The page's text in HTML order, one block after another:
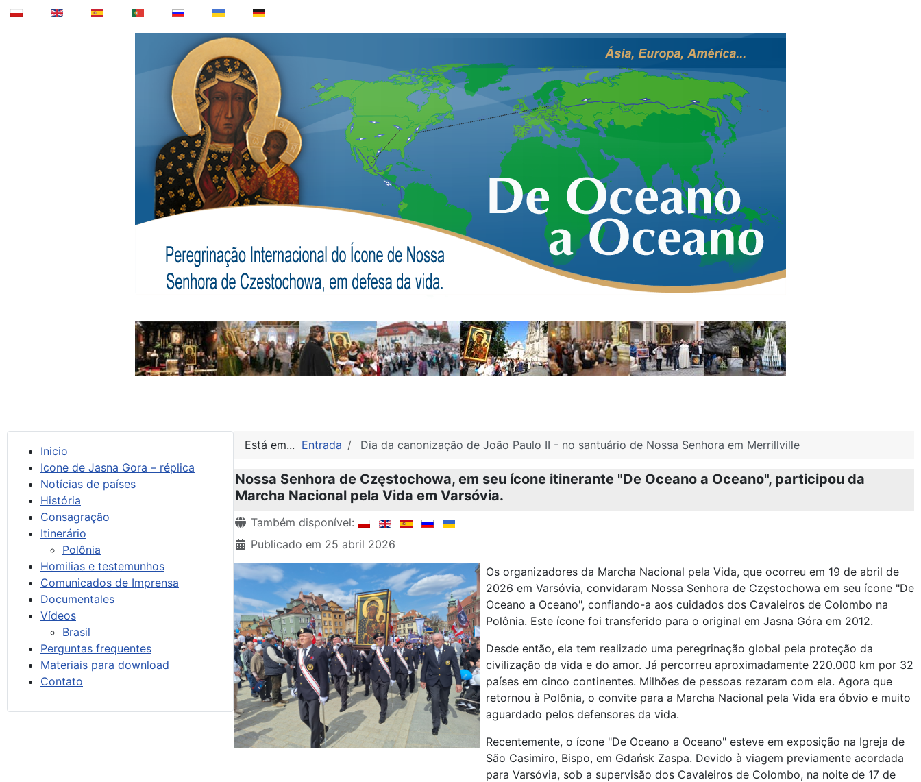
Inicio
Icone de Jasna Gora – réplica
Notícias de países
História
Consagração
Itinerário
Polônia
Homilias e testemunhos
Comunicados de Imprensa
Documentales
Vídeos
Brasil
Perguntas frequentes
Materiais para download
Contato
Está em... Entrada Dia da canonização de João Paulo II - no santuário de Nossa Senhora em Merrillville
Nossa Senhora de Częstochowa, em seu ícone itinerante "De Oceano a Oceano", participou da
Marcha Nacional pela Vida em Varsóvia.
Detalhes
Também disponível:
Publicado em 25 abril 2026
Os organizadores da Marcha Nacional pela Vida, que ocorreu em 19 de abril de
2026 em Varsóvia, convidaram Nossa Senhora de Częstochowa em seu ícone "De
Oceano a Oceano", confiando-a aos cuidados dos Cavaleiros de Colombo na
Polônia. Este ícone foi transferido para o original em Jasna Góra em 2012.
Desde então, ela tem realizado uma peregrinação global pela proteção da
civilização da vida e do amor. Já percorreu aproximadamente 220.000 km por 32
países em cinco continentes. Milhões de pessoas rezaram com ela. Agora que
retornou à Polônia, o convite para a Marcha Nacional pela Vida era óbvio e muito
aguardado pelos defensores da vida.
Recentemente, o ícone "De Oceano a Oceano" esteve em exposição na Igreja de
São Casimiro, Bispo, em Gdańsk Zaspa. Devido à viagem previamente acordada
para Varsóvia, sob a supervisão dos Cavaleiros de Colombo, na noite de 17 de